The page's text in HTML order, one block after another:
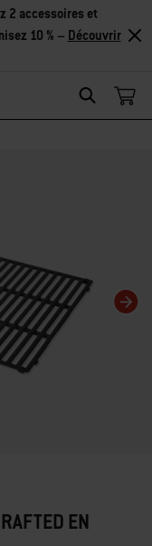
Search
2 accessoires et
10 % – Découvrir
EN